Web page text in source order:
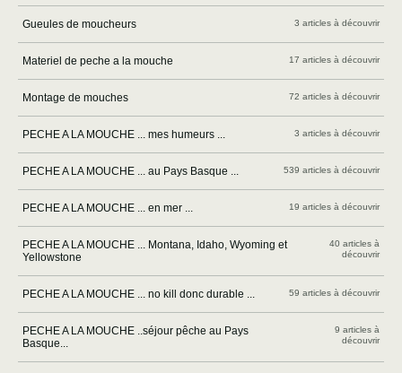
Gueules de moucheurs 3 articles à découvrir
Materiel de peche a la mouche 17 articles à découvrir
Montage de mouches 72 articles à découvrir
PECHE A LA MOUCHE ... mes humeurs ... 3 articles à découvrir
PECHE A LA MOUCHE ... au Pays Basque ... 539 articles à découvrir
PECHE A LA MOUCHE ... en mer ... 19 articles à découvrir
PECHE A LA MOUCHE ... Montana, Idaho, Wyoming et
Yellowstone
40 articles à
découvrir
PECHE A LA MOUCHE ... no kill donc durable ... 59 articles à découvrir
PECHE A LA MOUCHE ..séjour pêche au Pays
Basque...
9 articles à
découvrir